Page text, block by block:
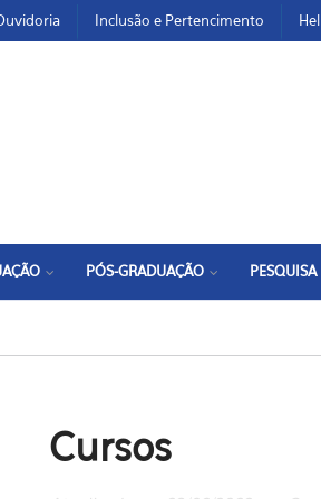
Inclusão e Pertencimento
PÓS-GRADUAÇÃO
Cursos